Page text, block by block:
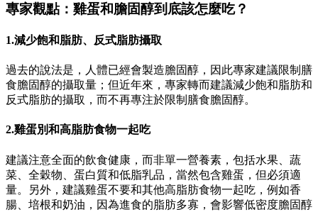
專家觀點：雞蛋和膽固醇到底該怎麼吃？
1.減少飽和脂肪、反式脂肪攝取
過去的說法是，人體已經會製造膽固醇，因此專家建議限制膳
食膽固醇的攝取量；但近年來，專家轉而建議減少飽和脂肪和
反式脂肪的攝取，而不再專注於限制膳食膽固醇。
2.雞蛋別和高脂肪食物一起吃
建議注意全面的飲食健康，而非單一營養素，包括水果、蔬
菜、全穀物、蛋白質和低脂乳品，當然包含雞蛋，但必須適
量。另外，建議雞蛋不要和其他高脂肪食物一起吃，例如香
腸、培根和奶油，因為進食的脂肪多寡，會影響低密度膽固醇